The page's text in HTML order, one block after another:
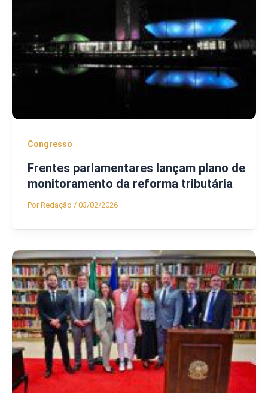
Congresso
Frentes parlamentares lançam plano de
monitoramento da reforma tributária
PorRedação / 03/02/2026